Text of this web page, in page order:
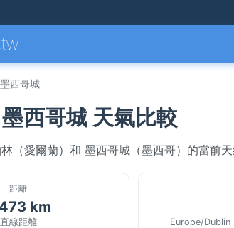
tw
西哥城
西哥城 天氣比較
（愛爾蘭）和 墨西哥城（墨西哥）的當前天
距離
km
直線距離 Europe/Dublin